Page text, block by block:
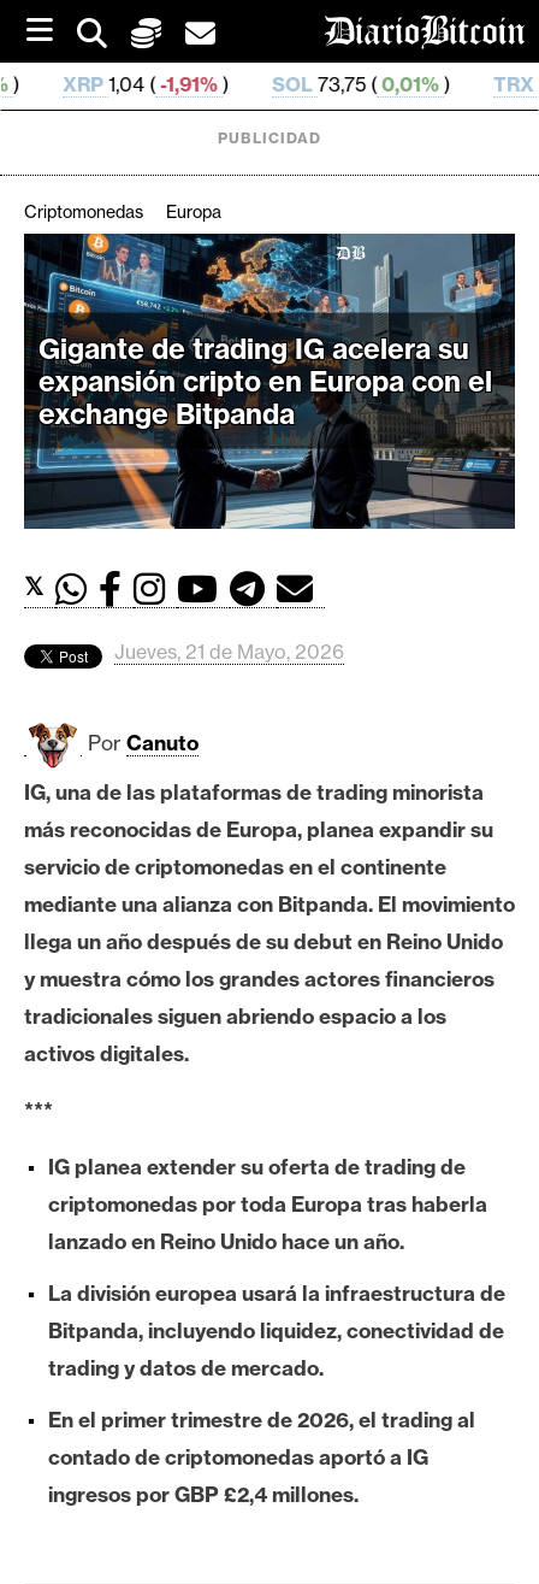
i
p
t
o
SOL 73,75 (0,01%) TRX 0,326 676 (
C
r
i
p
t
o
M
e
r
d
s
B
t
c
o
i
E
e
u
I
A
A
n
l
PUBLICIDAD
Criptomonedas Europa
Gigante de trading IG acelera su
expansión cripto en Europa con el
exchange Bitpanda
𝕏
Jueves, 21 de Mayo, 2026
Por Canuto
IG, una de las plataformas de trading minorista
más reconocidas de Europa, planea expandir su
servicio de criptomonedas en el continente
mediante una alianza con Bitpanda. El movimiento
llega un año después de su debut en Reino Unido
y muestra cómo los grandes actores financieros
tradicionales siguen abriendo espacio a los
activos digitales.
***
IG planea extender su oferta de trading de
criptomonedas por toda Europa tras haberla
lanzado en Reino Unido hace un año.
La división europea usará la infraestructura de
Bitpanda, incluyendo liquidez, conectividad de
trading y datos de mercado.
En el primer trimestre de 2026, el trading al
contado de criptomonedas aportó a IG
ingresos por GBP £2,4 millones.